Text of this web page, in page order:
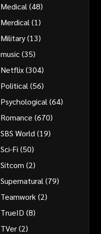
Medical (48)
Merdical (1)
Military(13)
music(35)
Netflix(304)
Political (56)
Psychological (64)
Romance (670)
SBS World (19)
Sci-Fi (50)
Sitcom (2)
Supernatural (79)
Teamwork (2)
TrueID (8)
TVer(2)